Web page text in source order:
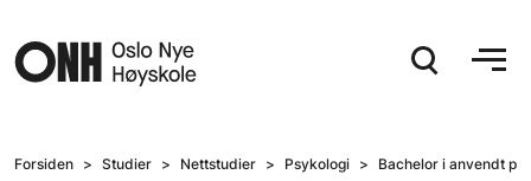
Forsiden Studier Nettstudier Psykologi Bachelor i anvendt